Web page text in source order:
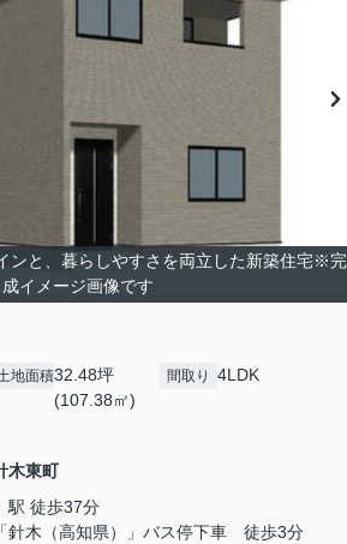
ンと、暮らしやすさを両立した新築住宅※完
成イメージ画像です
地面積32.48坪
(107.38㎡)
間取り 4LDK
木東町
駅 徒歩37分
針木（高知県）」バス停下車 徒歩3分